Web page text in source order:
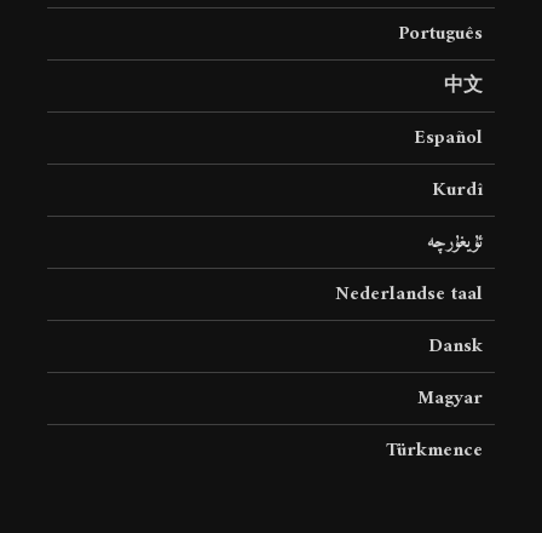
Português
中文
Español
Kurdî
ئۇيغۇرچە
Nederlandse taal
Dansk
Magyar
Türkmence